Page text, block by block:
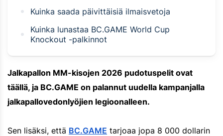
Kuinka saada päivittäisiä ilmaisvetoja
Kuinka lunastaa BC.GAME World Cup
Knockout -palkinnot
Jalkapallon MM-kisojen 2026 pudotuspelit ovat
täällä, ja BC.GAME on palannut uudella kampanjalla
jalkapallovedonlyöjien legioonalleen.
Sen lisäksi, että BC.GAME tarjoaa jopa 8 000 dollarin